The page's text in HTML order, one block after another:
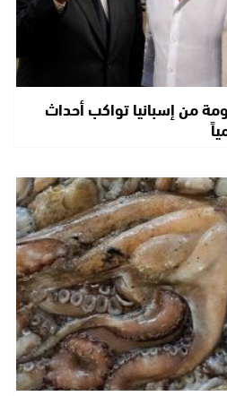
من إسبانيا تواكب أحداث